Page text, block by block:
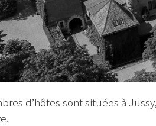
d’hôtes sont situées à